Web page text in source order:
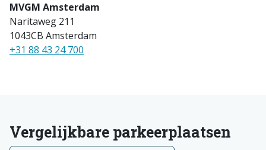
MVGM Amsterdam
Naritaweg 211
1043CB Amsterdam
+31 88 43 24 700
Vergelijkbare parkeerplaatsen